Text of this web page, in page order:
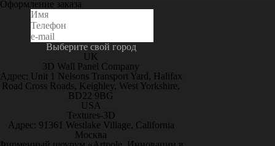
Оформление заказа
Выберите свой город
UK
3D Wall Panel Company
Адрес: Unit 1 Nelsons Transport Yard, Halifax
Road Cross Roads, Keighley, West Yorkshire,
BD22 9BG
USA
Textures-3D
Адрес: 91361 Westlake Village, California
Москва